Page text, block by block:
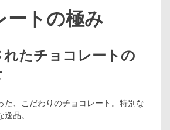
ートの極み
たチョコレートの
た、こだわりのチョコレート。特別な
品。